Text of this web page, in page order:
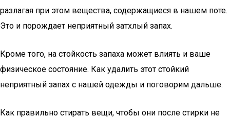
разлагая при этом вещества, содержащиеся в нашем поте.
Это и порождает неприятный затхлый запах.
Кроме того, на стойкость запаха может влиять и ваше
физическое состояние. Как удалить этот стойкий
неприятный запах с нашей одежды и поговорим дальше.
Как правильно стирать вещи, чтобы они после стирки не